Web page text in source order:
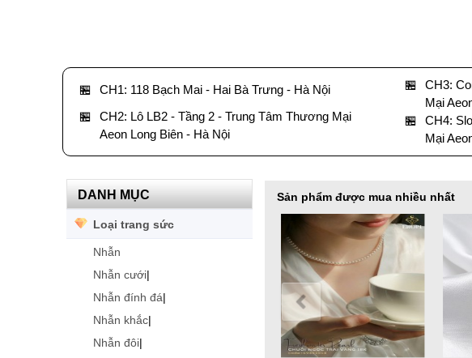
🏪
CH1: 118 Bạch Mai - Hai Bà Trưng - Hà Nội
🏪
CH2: Lô LB2 - Tầng 2 - Trung Tâm Thương Mại
Aeon Long Biên - Hà Nội
🏪
CH3:
Mại
🏪
CH4:
Mại
DANH MỤC
Loại trang sức
Nhẫn
Nhẫn cưới|
Nhẫn đính đá|
Nhẫn khắc|
Nhẫn đôi|
Sản phẩm được mua nhiều nhất